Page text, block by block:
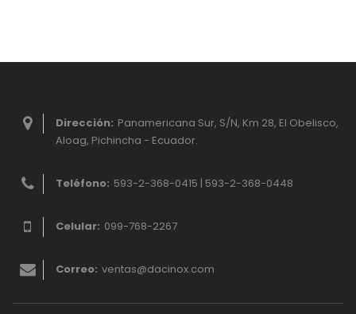
Dirección: Panamericana Sur, S/N, Km 28, El Obelisco,
Aloag, Pichincha - Ecuador.
Teléfono: 593-2-368-0415 | 593-2-368-0448
Celular: 099-768-2267
Correo: ventas@dacinox.com